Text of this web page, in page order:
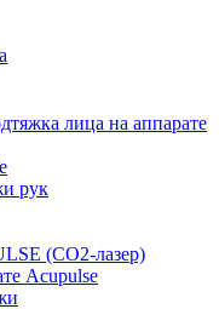
лица на аппарате
рук
(CO2-лазер)
Acupulse